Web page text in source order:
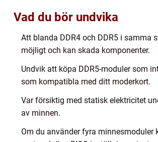
Vad du bör undvika
Att blanda DDR4 och DDR5 i samma
möjligt och kan skada komponenter.
Undvik att köpa DDR5-moduler som
som kompatibla med ditt moderkort.
Var försiktig med statisk elektricitet
av minnen.
Om du använder fyra minnesmoduler